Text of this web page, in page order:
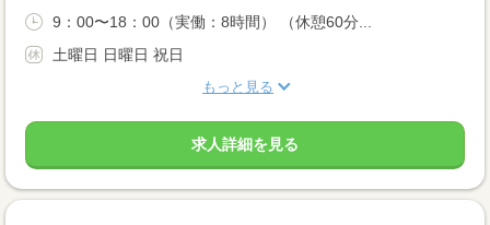
9：00〜18：00（実働：8時間） （休憩60分...
土曜日 日曜日 祝日
もっと見る
求人詳細を見る